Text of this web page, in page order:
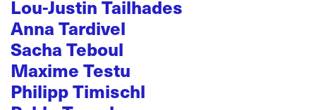
Lou-Justin Tailhades
Anna Tardivel
Sacha Teboul
Maxime Testu
Philipp Timischl